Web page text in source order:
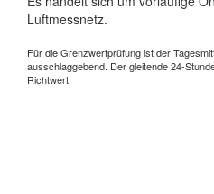
Luftmessnetz.
Für die Grenzwertprüfung ist der
ausschlaggebend. Der gleitende 24-
Richtwert.